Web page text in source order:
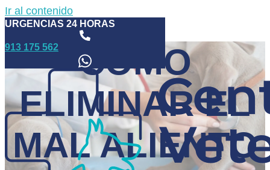
Ir al contenido
URGENCIAS 24 HORAS
913 175 562
CÓMO
ELIMINAR EL
MAL ALIENTO